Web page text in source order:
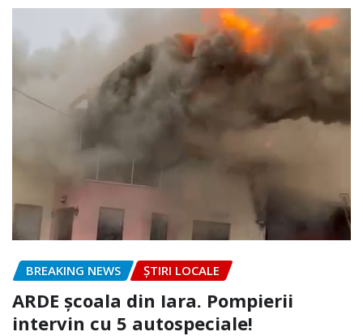
BREAKING NEWS ȘTIRI LOCALE
ARDE școala din Iara. Pompierii
intervin cu 5 autospeciale!